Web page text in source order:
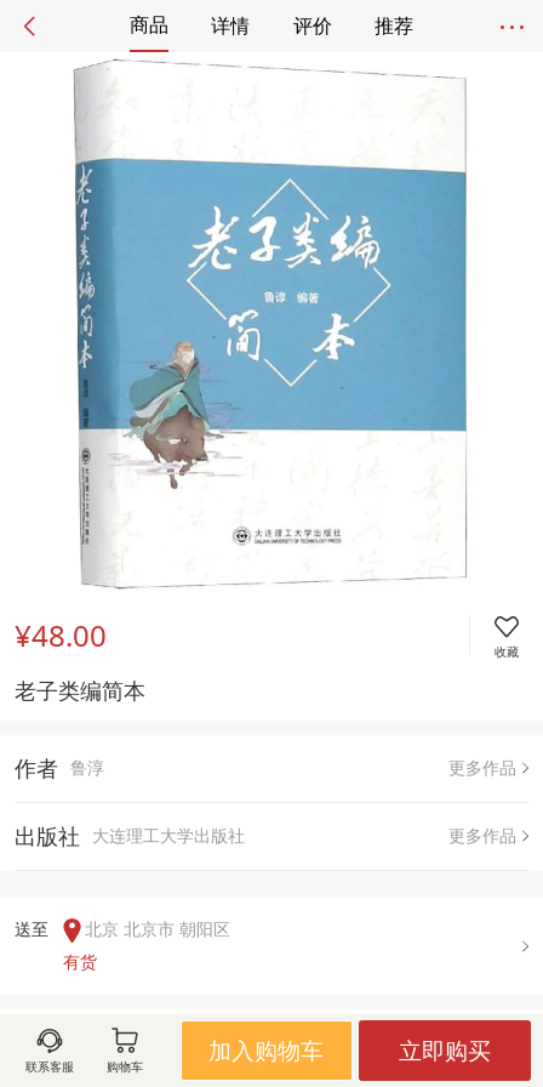
商品 详情 评价 推荐
¥48.00 收藏
老子类编简本
作者 鲁淳 更多作品
出版社 大连理工大学出版社 更多作品
送至
北京 北京市 朝阳区
有货
用户评论(
联系客服 购物车
加入购物车 立即购买